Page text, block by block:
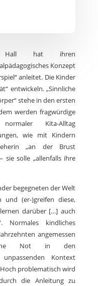
Hall hat ihren
Konzept
anleitet. Die Kinder
entwickeln. „Sinnliche
stehe in den ersten
werden fragwürdige
Kita-Alltag
wie mit Kindern
„an der Brust
sie solle „allenfalls ihre
begegneten der Welt
und (er-)greifen diese,
darüber […] auch
Normales kindliches
angemessen
Not in den
unpassenden Kontext
problematisch wird
die Anleitung zu